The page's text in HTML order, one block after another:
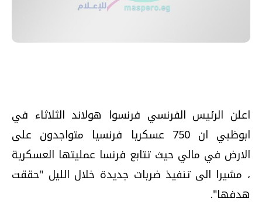
اعلن الرئيس الفرنسي فرنسوا هولاند الثلاثاء في
ابوظبي ان 750 عسكريا فرنسيا متواجدون على
الارض في مالي حيث تتابع فرنسا عمليتها العسكرية
، مشيرا الى تنفيذ ضربات جديدة خلال الليل "حققت
هدفها".